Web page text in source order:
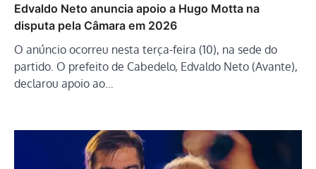
Edvaldo Neto anuncia apoio a Hugo Motta na
disputa pela Câmara em 2026
O anúncio ocorreu nesta terça-feira (10), na sede do
partido. O prefeito de Cabedelo, Edvaldo Neto (Avante),
declarou apoio ao…